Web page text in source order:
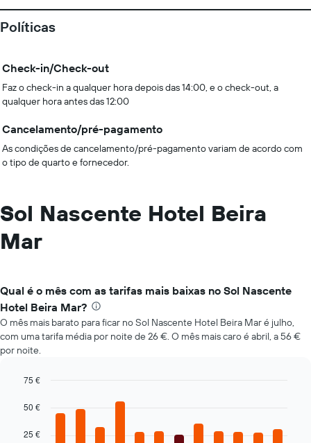
Políticas
Check-in/Check-out
Faz o check-in a qualquer hora depois das 14:00, e o check-out, a
qualquer hora antes das 12:00
Cancelamento/pré-pagamento
As condições de cancelamento/pré-pagamento variam de acordo com
o tipo de quarto e fornecedor.
Sol Nascente Hotel Beira
Mar
Qual é o mês com as tarifas mais baixas no Sol Nascente
Hotel Beira Mar?
O mês mais barato para ficar no Sol Nascente Hotel Beira Mar é julho,
com uma tarifa média por noite de 26 €. O mês mais caro é abril, a 56 €
por noite.
chart
bars.
graphic.
25 €
50 €
75 €